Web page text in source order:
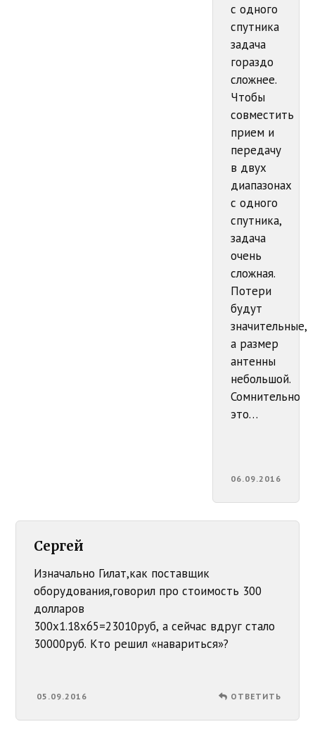
с одного
спутника
задача
гораздо
сложнее.
Чтобы
совместить
прием и
передачу
в двух
диапазонах
с одного
спутника,
задача
очень
сложная.
Потери
будут
значительные,
а размер
антенны
небольшой.
Сомнительно
это…
06.09.2016
Сергей
Изначально Гилат,как поставщик
оборудования,говорил про стоимость 300
долларов
300х1.18х65=23010руб, а сейчас вдруг стало
30000руб. Кто решил «навариться»?
05.09.2016 ОТВЕТИТЬ